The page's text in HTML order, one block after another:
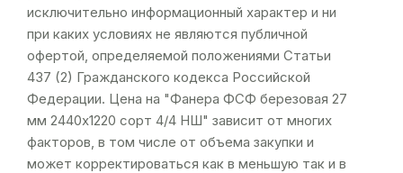
исключительно информационный характер и ни
при каких условиях не являются публичной
офертой, определяемой положениями Статьи
437 (2) Гражданского кодекса Российской
Федерации. Цена на "Фанера ФСФ березовая 27
мм 2440х1220 сорт 4/4 НШ" зависит от многих
факторов, в том числе от объема закупки и
может корректироваться как в меньшую так и в